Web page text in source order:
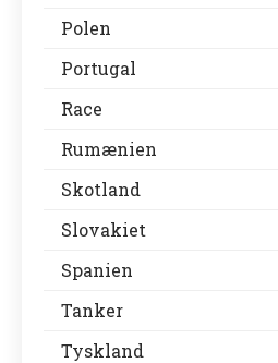
Polen
Portugal
Race
Rumænien
Skotland
Slovakiet
Spanien
Tanker
Tyskland